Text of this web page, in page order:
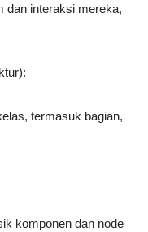
dan interaksi mereka,
termasuk bagian,
komponen dan node